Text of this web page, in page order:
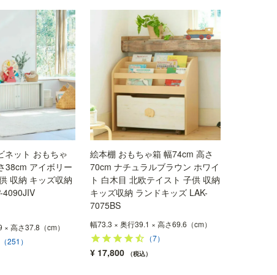
ネット おもちゃ
38cm アイボリー
収納 キッズ収納
4090JIV
高さ37.8（cm）
（251）
絵本棚 おもちゃ箱 幅74cm 高さ
70cm ナチュラルブラウン ホワイ
ト 白木目 北欧テイスト 子供 収納
キッズ収納 ランドキッズ LAK-
7075BS
幅73.3 × 奥行39.1 × 高さ69.6（cm）
（7）
¥ 17,800 税込